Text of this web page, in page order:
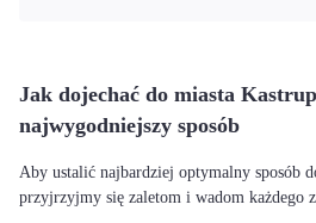
Jak dojechać do miasta
najwygodniejszy sposób
Aby ustalić najbardziej optymalny sposób
przyjrzyjmy się zaletom i wadom każdego